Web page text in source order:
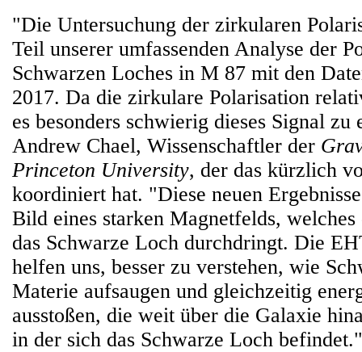
"Die Untersuchung der zirkularen
Teil unserer umfassenden Analyse der
Schwarzen Loches in M 87 mit den
2017. Da die zirkulare Polarisation
es besonders schwierig dieses Signal zu
Andrew Chael, Wissenschaftler der
Princeton University, der das kürzlich
koordiniert hat. "Diese neuen
Bild eines starken Magnetfelds, welches
das Schwarze Loch durchdringt. Die
helfen uns, besser zu verstehen, wie
Materie aufsaugen und gleichzeitig
ausstoßen, die weit über die Galaxie
in der sich das Schwarze Loch befindet."